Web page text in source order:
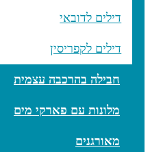
דילים לדובאי
דילים לקפריסין
חבילה בהרכבה עצמית
מלונות עם פארקי מים
מאורגנים